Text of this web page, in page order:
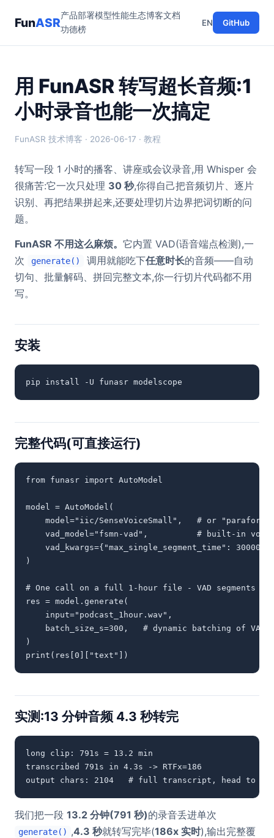
FunASR产品部署模型性能生态博客文档
功德榜
EN GitHub
用 FunASR 转写超长音频:1
小时录音也能一次搞定
FunASR 技术博客 · 2026-06-17 · 教程
转写一段 1 小时的播客、讲座或会议录音,用 Whisper 会
很痛苦:它一次只处理 30 秒,你得自己把音频切片、逐片
识别、再把结果拼起来,还要处理切片边界把词切断的问
题。
FunASR 不用这么麻烦。 它内置 VAD(语音端点检测),一
次
generate() 调用就能吃下任意时长的音频——自动
切句、批量解码、拼回完整文本,你一行切片代码都不用
写。
安装
pip install -U funasr modelscope
完整代码(可直接运行)
from funasr import AutoModel
model = AutoModel(
model="iic/SenseVoiceSmall",   # or
vad_model="fsmn-vad",          # built-in
    vad_kwargs={"max_single_segment_time": 30000},
)
# One call on a full 1-hour file - VAD segments
res = model.generate(
    input="podcast_1hour.wav",
batch_size_s=300,   # dynamic batching of VAD
)
print(res[0]["text"])
实测:13 分钟音频 4.3 秒转完
long clip: 791s = 13.2 min
transcribed 791s in 4.3s -> RTFx=186
output chars: 2104   # full transcript, head to
我们把一段 13.2 分钟(791 秒)的录音丢进单次
generate() ,4.3 秒就转写完毕(186x 实时),输出完整覆